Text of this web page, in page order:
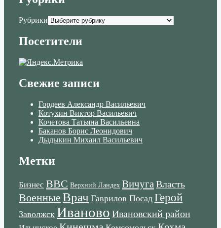
Рубрики
Посетители
Свежие записи
Гордеев Александр Васильевич
Котухин Виктор Васильевич
Кочетова Татьяна Васильевна
Баканов Борис Леонидович
Дыдыкин Михаил Васильевич
Метки
Бизнес ВВС Верхний Ландех ВичугаВласть
Военные Врач Гаврилов Посад Герой
Заволжск Иваново Ивановский район